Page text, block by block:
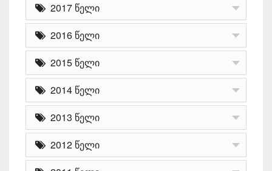
2017 წელი
2016 წელი
2015 წელი
2014 წელი
2013 წელი
2012 წელი